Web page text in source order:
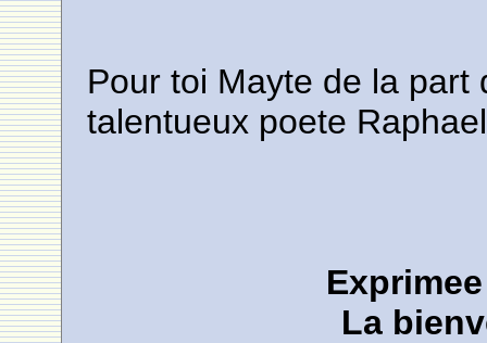
Pour toi Mayte de la
talentueux poete
La